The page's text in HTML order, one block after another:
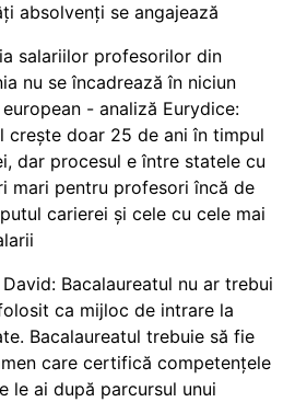
absolvenți se angajează
salariilor profesorilor din
nu se încadrează în niciun
- analiză Eurydice:
crește doar 25 de ani în timpul
dar procesul e între statele cu
mari pentru profesori încă de
carierei și cele cu cele mai
Bacalaureatul nu ar trebui
ca mijloc de intrare la
Bacalaureatul trebuie să fie
care certifică competențele
le ai după parcursul unui